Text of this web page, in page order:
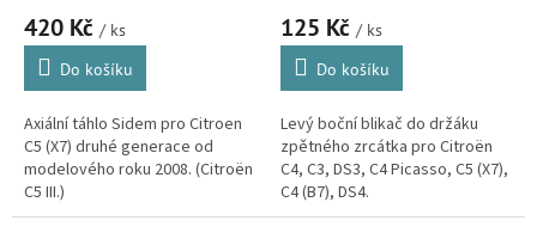
420 Kč / ks
Do košíku
Axiální táhlo Sidem pro Citroen
C5 (X7) druhé generace od
modelového roku 2008. (Citroën
C5 III.)
125 Kč / ks
Do košíku
Levý boční blikač do držáku
zpětného zrcátka pro Citroën
C4, C3, DS3, C4 Picasso, C5 (X7),
C4 (B7), DS4.